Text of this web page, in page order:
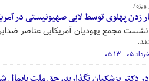
ویژه/
زدن پهلوی توسط لابی صهیونیستی در
مجمع یهودیان آمریکایی عناصر